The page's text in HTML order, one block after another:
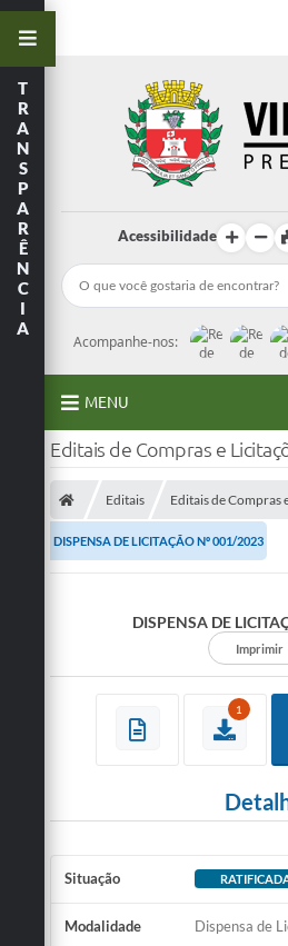
Acessibilidade
Acompanhe-nos:
MENU
A Prefeitura
Secretarias
Telefones
Inclusão e Acessibilidade
Cidadão
Transporte Coletivo Municipal
Itinerários)
Normas e Legislação
T
R
A
N
S
P
A
R
Ê
N
C
I
A
Editais de Compras e
Editais Editais de Compras
DISPENSA DE LICITAÇÃO Nº 001/2023
DISPENSA DE
Imprimir
1
Situação
Modalidade Dispensa de